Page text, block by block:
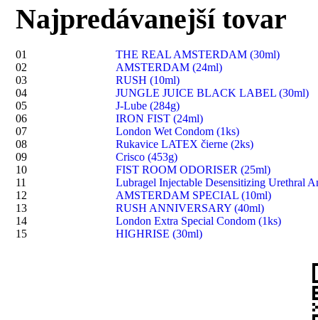
Najpredávanejší tovar
01
THE REAL AMSTERDAM (30ml)
02
AMSTERDAM (24ml)
03
RUSH (10ml)
04
JUNGLE JUICE BLACK LABEL (30ml)
05
J-Lube (284g)
06
IRON FIST (24ml)
07
London Wet Condom (1ks)
08
Rukavice LATEX čierne (2ks)
09
Crisco (453g)
10
FIST ROOM ODORISER (25ml)
11
Lubragel Injectable Desensitizing Urethral
12
AMSTERDAM SPECIAL (10ml)
13
RUSH ANNIVERSARY (40ml)
14
London Extra Special Condom (1ks)
15
HIGHRISE (30ml)